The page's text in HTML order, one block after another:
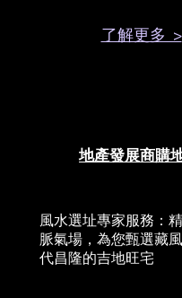
了解更多 >
地產發展商購
風水選址專家服務：
脈氣場，為您甄選藏
代昌隆的吉地旺宅